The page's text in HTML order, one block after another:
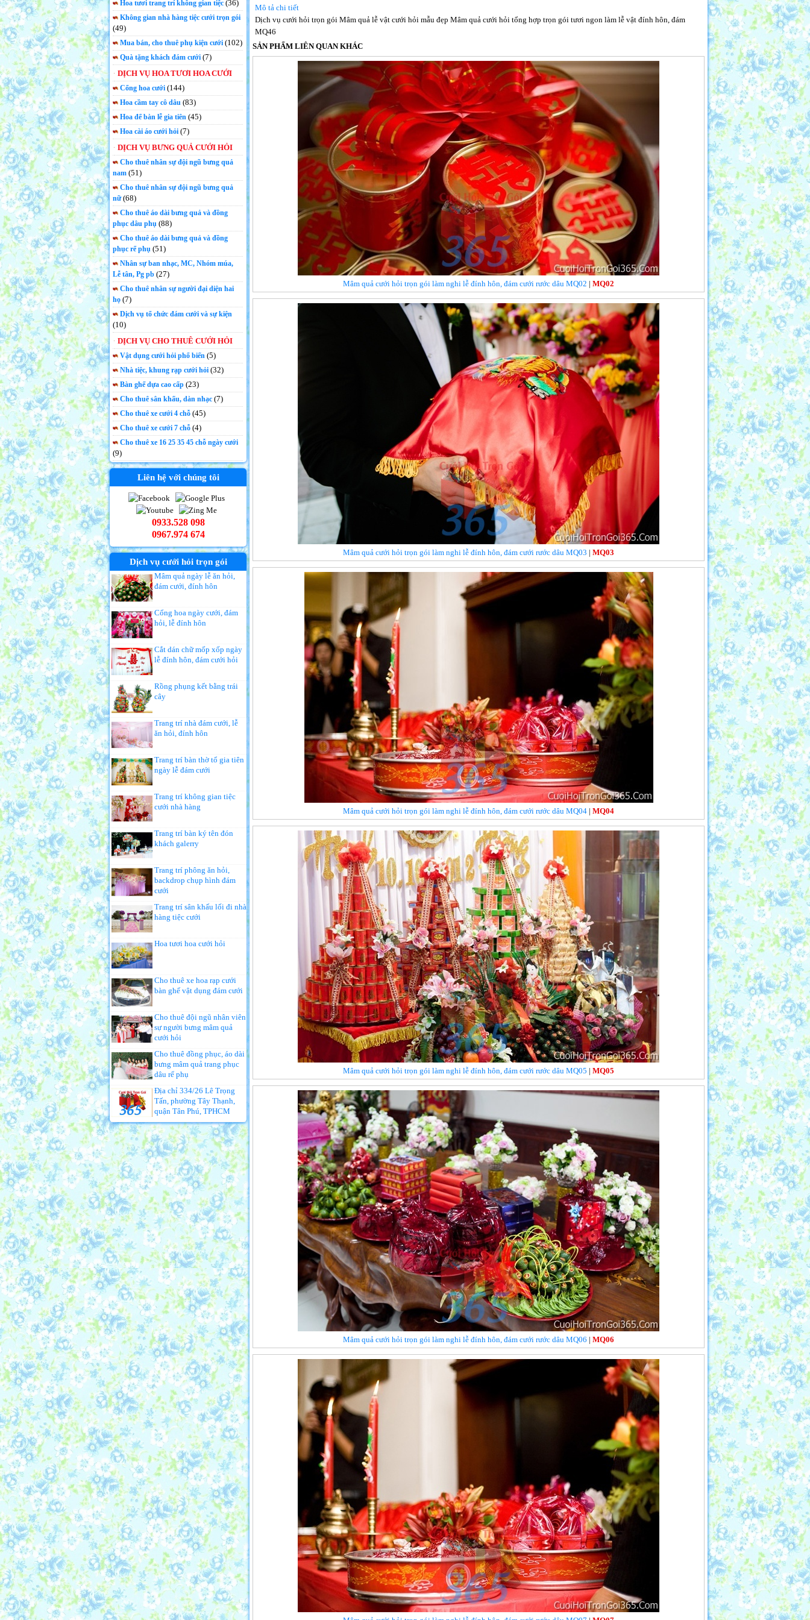
Hoa tươi trang trí không gian tiệc (36)
Không gian nhà hàng tiệc cưới trọn gói
(49)
Mua bán, cho thuê phụ kiện cưới (102)
Quà tặng khách đám cưới (7)
DỊCH VỤ HOA TƯƠI HOA CƯỚI
Cổng hoa cưới (144)
Hoa cầm tay cô dâu(83)
Hoa để bàn lễ gia tiên (45)
Hoa cài áo cưới hỏi (7)
DỊCH VỤ BƯNG QUẢ CƯỚI HỎI
Cho thuê nhân sự đội ngũ bưng quả
nam (51)
Cho thuê nhân sự đội ngũ bưng quả
nữ(68)
Cho thuê áo dài bưng quả và đồng
phục dâu phụ (88)
Cho thuê áo dài bưng quả và đồng
phục rể phụ (51)
Nhân sự ban nhạc, MC, Nhóm múa,
Lễ tân, Pg pb (27)
Cho thuê nhân sự người đại diện hai
họ (7)
Dịch vụ tổ chức đám cưới và sự kiện
(10)
DỊCH VỤ CHO THUÊ CƯỚI HỎI
Vật dụng cưới hỏi phổ biến (5)
Nhà tiệc, khung rạp cưới hỏi (32)
Bàn ghế dựa cao cấp (23)
Cho thuê sân khấu, dàn nhạc (7)
Cho thuê xe cưới 4 chỗ (45)
Cho thuê xe cưới 7 chỗ (4)
Cho thuê xe 16 25 35 45 chỗ ngày cưới
(9)
Liên hệ với chúng tôi
0933.528 098
0967.974 674
Dịch vụ cưới hỏi trọn gói
Mâm quả ngày lễ ăn hỏi,
đám cưới, đính hôn
Cổng hoa ngày cưới, đám
hỏi, lễ đính hôn
Cắt dán chữ mốp xốp ngày
lễ đính hôn, đám cưới hỏi
Rồng phụng kết bằng trái
cây
Trang trí nhà đám cưới, lễ
ăn hỏi, đính hôn
Trang trí bàn thờ tổ gia tiên
ngày lễ đám cưới
Trang trí không gian tiệc
cưới nhà hàng
Trang trí bàn ký tên đón
khách galerry
Trang trí phông ăn hỏi,
backdrop chụp hình đám
cưới
Trang trí sân khấu lối đi nhà
hàng tiệc cưới
Hoa tươi hoa cưới hỏi
Cho thuê xe hoa rạp cưới
bàn ghế vật dụng đám cưới
Cho thuê đội ngũ nhân viên
sự người bưng mâm quả
cưới hỏi
Cho thuê đồng phục, áo dài
bưng mâm quả trang phục
dâu rể phụ
Địa chỉ 334/26 Lê Trọng
Tấn, phường Tây Thạnh,
quận Tân Phú, TPHCM
Mô tả chi tiết
Dịch vụ cưới hỏi trọn gói Mâm quả lễ vật cưới hỏi mẫu đẹp Mâm quả cưới hỏi tổng hợp trọn gói tươi ngon làm lễ vật đính hôn, đám
MQ46
SẢN PHẨM LIÊN QUAN KHÁC
Mâm quả cưới hỏi trọn gói làm nghi lễ đính hôn, đám cưới rước dâu MQ02 | MQ02
Mâm quả cưới hỏi trọn gói làm nghi lễ đính hôn, đám cưới rước dâu MQ03 | MQ03
Mâm quả cưới hỏi trọn gói làm nghi lễ đính hôn, đám cưới rước dâu MQ04 | MQ04
Mâm quả cưới hỏi trọn gói làm nghi lễ đính hôn, đám cưới rước dâu MQ05 | MQ05
Mâm quả cưới hỏi trọn gói làm nghi lễ đính hôn, đám cưới rước dâu MQ06 | MQ06